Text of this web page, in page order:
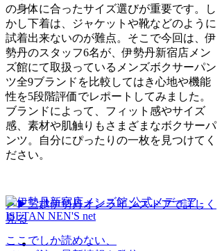
の身体に合ったサイズ選びが重要です。し
かし下着は、ジャケットや靴などのように
試着出来ないのが難点。そこで今回は、伊
勢丹のスタッフ6名が、伊勢丹新宿店メン
ズ館にて取扱っているメンズボクサーパン
ツ全9ブランドを比較してはき心地や機能
性を5段階評価でレポートしてみました。
ブランドによって、フィット感やサイズ
感、素材や肌触りもさまざまなボクサーパ
ンツ。自分にぴったりの一枚を見つけてく
ださい。
▶▶三越伊勢丹オンラインストアで詳しく
見る
ここでしか読めない、